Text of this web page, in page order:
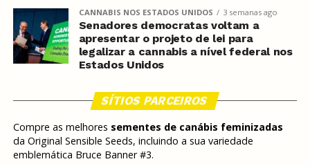
CANNABIS NOS ESTADOS UNIDOS 3 semanas ago
Senadores democratas voltam a
apresentar o projeto de lei para
legalizar a cannabis a nível federal nos
Estados Unidos
SÍTIOS PARCEIROS
Compre as melhores sementes de canábis feminizadas
da Original Sensible Seeds, incluindo a sua variedade
emblemática Bruce Banner #3.